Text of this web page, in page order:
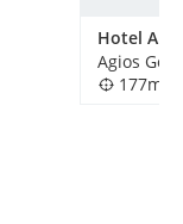
Hotel
Agios
177m